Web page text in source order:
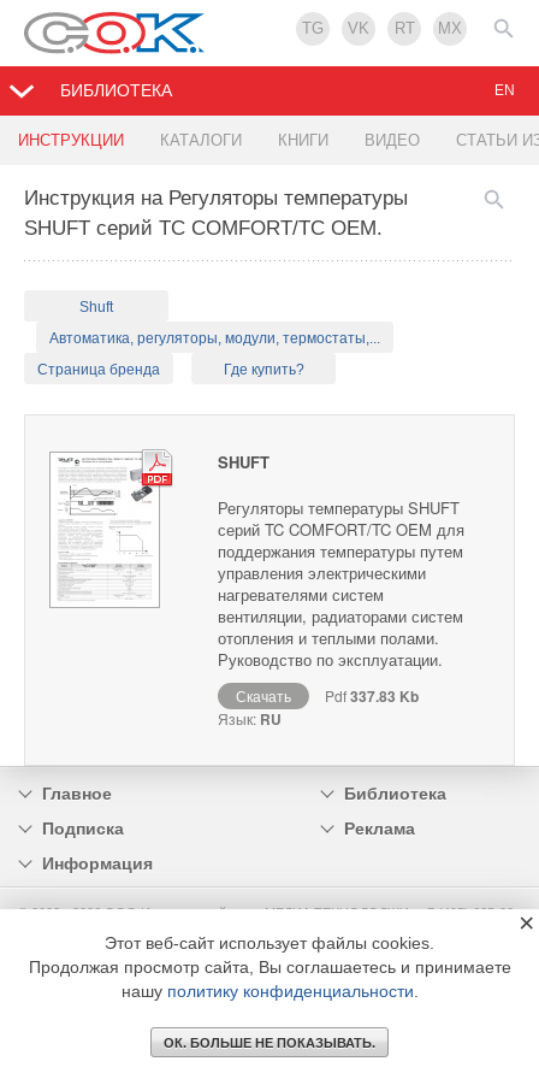
TG VK RT MX
БИБЛИОТЕКА
ИНСТРУКЦИИ КАТАЛОГИ КНИГИ ВИДЕО СТАТЬИ
EN
Инструкция на Регуляторы температуры
SHUFT серий TC COMFORT/TC OEM.
Shuft
Автоматика, регуляторы, модули, термостаты,...
Страница бренда
Где купить?
SHUFT
Регуляторы температуры SHUFT
серий TC COMFORT/TC OEM для
поддержания температуры путем
управления электрическими
нагревателями систем
вентиляции, радиаторами систем
отопления и теплыми полами.
Руководство по эксплуатации.
Скачать Pdf337.83 Kb
Язык: RU
Главное
Библиотека
Подписка
Реклама
Информация
© 2002 - 2026 OOO Издательский дом «МЕДИА ТЕХНОЛОДЖИ» +7 (495) 665-00-
Этот веб-сайт использует файлы cookies.
Продолжая просмотр сайта, Вы соглашаетесь и принимаете
нашу политику конфиденциальности
ОК. БОЛЬШЕ НЕ ПОКАЗЫВАТЬ.
×